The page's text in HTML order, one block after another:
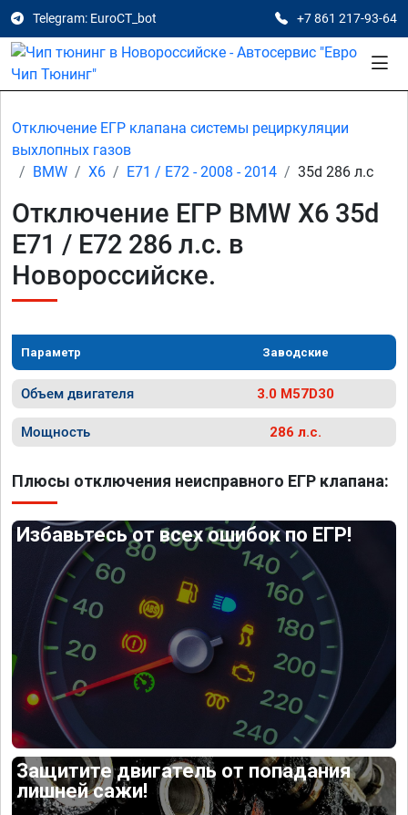
Telegram: EuroCT_bot +7 861 217-93-64
Отключение ЕГР клапана системы рециркуляции
выхлопных газов
BMW
X6 E71 / E72 - 2008 - 2014 35d 286 л.с
Отключение ЕГР BMW X6 35d
E71 / E72 286 л.с. в
Новороссийске.
Параметр Заводские
Объем двигателя 3.0 M57D30
Мощность 286 л.с.
Плюсы отключения неисправного ЕГР клапана:
Избавьтесь от всех ошибок по ЕГР!
Защитите двигатель от попадания
лишней сажи!